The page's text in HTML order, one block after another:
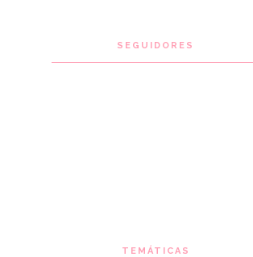
SEGUIDORES
TEMÁTICAS